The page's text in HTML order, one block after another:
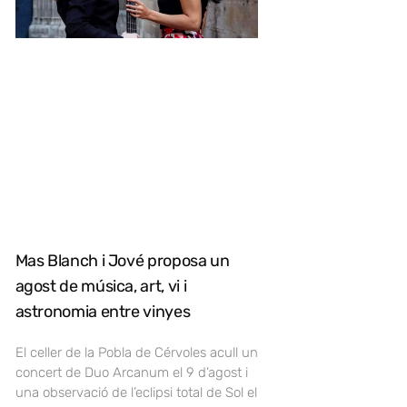
Mas Blanch i Jové proposa un
agost de música, art, vi i
astronomia entre vinyes
El celler de la Pobla de Cérvoles acull un
concert de Duo Arcanum el 9 d’agost i
una observació de l’eclipsi total de Sol el